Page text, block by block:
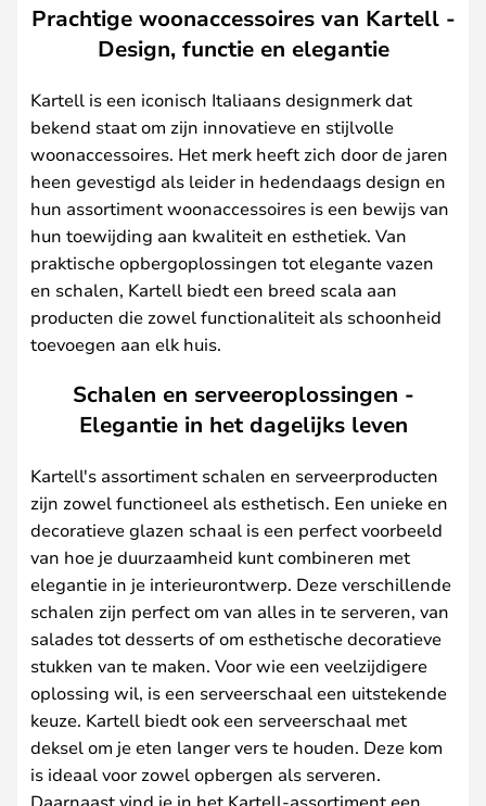
Prachtige woonaccessoires van Kartell -
Design, functie en elegantie
Kartell is een iconisch Italiaans designmerk dat
bekend staat om zijn innovatieve en stijlvolle
woonaccessoires. Het merk heeft zich door de jaren
heen gevestigd als leider in hedendaags design en
hun assortiment woonaccessoires is een bewijs van
hun toewijding aan kwaliteit en esthetiek. Van
praktische opbergoplossingen tot elegante vazen
en schalen, Kartell biedt een breed scala aan
producten die zowel functionaliteit als schoonheid
toevoegen aan elk huis.
Schalen en serveeroplossingen -
Elegantie in het dagelijks leven
Kartell's assortiment schalen en serveerproducten
zijn zowel functioneel als esthetisch. Een unieke en
decoratieve glazen schaal is een perfect voorbeeld
van hoe je duurzaamheid kunt combineren met
elegantie in je interieurontwerp. Deze verschillende
schalen zijn perfect om van alles in te serveren, van
salades tot desserts of om esthetische decoratieve
stukken van te maken. Voor wie een veelzijdigere
oplossing wil, is een serveerschaal een uitstekende
keuze. Kartell biedt ook een serveerschaal met
deksel om je eten langer vers te houden. Deze kom
is ideaal voor zowel opbergen als serveren.
Daarnaast vind je in het Kartell-assortiment een